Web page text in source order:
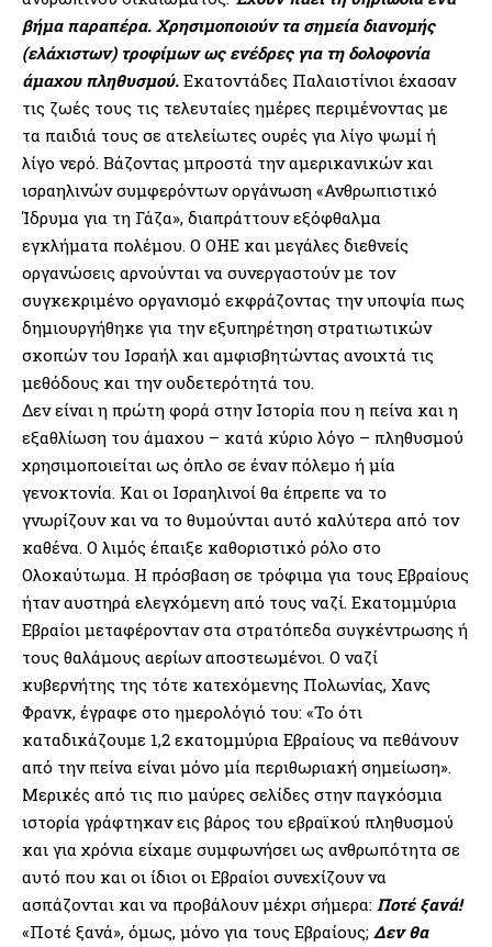
βήμα παραπέρα. Χρησιμοποιούν τα σημεία διανομής
(ελάχιστων) τροφίμων ως ενέδρες για τη δολοφονία
άμαχου πληθυσμού. Εκατοντάδες Παλαιστίνιοι έχασαν
τις ζωές τους τις τελευταίες ημέρες περιμένοντας με
τα παιδιά τους σε ατελείωτες ουρές για λίγο ψωμί ή
λίγο νερό. Βάζοντας μπροστά την αμερικανικών και
ισραηλινών συμφερόντων οργάνωση «Ανθρωπιστικό
Ίδρυμα για τη Γάζα», διαπράττουν εξόφθαλμα
εγκλήματα πολέμου. Ο ΟΗΕ και μεγάλες διεθνείς
οργανώσεις αρνούνται να συνεργαστούν με τον
συγκεκριμένο οργανισμό εκφράζοντας την υποψία πως
δημιουργήθηκε για την εξυπηρέτηση στρατιωτικών
σκοπών του Ισραήλ και αμφισβητώντας ανοιχτά τις
μεθόδους και την ουδετερότητά του.
Δεν είναι η πρώτη φορά στην Ιστορία που η πείνα και η
εξαθλίωση του άμαχου – κατά κύριο λόγο – πληθυσμού
χρησιμοποιείται ως όπλο σε έναν πόλεμο ή μία
γενοκτονία. Και οι Ισραηλινοί θα έπρεπε να το
γνωρίζουν και να το θυμούνται αυτό καλύτερα από τον
καθένα. Ο λιμός έπαιξε καθοριστικό ρόλο στο
Ολοκαύτωμα. Η πρόσβαση σε τρόφιμα για τους Εβραίους
ήταν αυστηρά ελεγχόμενη από τους ναζί. Εκατομμύρια
Εβραίοι μεταφέρονταν στα στρατόπεδα συγκέντρωσης ή
τους θαλάμους αερίων αποστεωμένοι. Ο ναζί
κυβερνήτης της τότε κατεχόμενης Πολωνίας, Χανς
Φρανκ, έγραφε στο ημερολόγιό του: «Το ότι
καταδικάζουμε 1,2 εκατομμύρια Εβραίους να πεθάνουν
από την πείνα είναι μόνο μία περιθωριακή σημείωση».
Μερικές από τις πιο μαύρες σελίδες στην παγκόσμια
ιστορία γράφτηκαν εις βάρος του εβραϊκού πληθυσμού
και για χρόνια είχαμε συμφωνήσει ως ανθρωπότητα σε
αυτό που και οι ίδιοι οι Εβραίοι συνεχίζουν να
ασπάζονται και να προβάλουν μέχρι σήμερα: Ποτέ ξανά!
«Ποτέ ξανά», όμως, μόνο για τους Εβραίους; Δεν θα